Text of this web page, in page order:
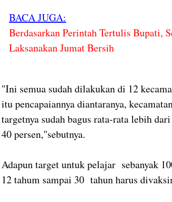
BACA JUGA:
Berdasarkan Perintah Tertulis Bupati,
Laksanakan Jumat Bersih
"Ini semua sudah dilakukan di 12
itu pencapaiannya diantaranya,
targetnya sudah bagus rata-rata lebih
40 persen,"sebutnya.
Adapun target untuk pelajar sebanyak
12 tahum sampai 30 tahun harus